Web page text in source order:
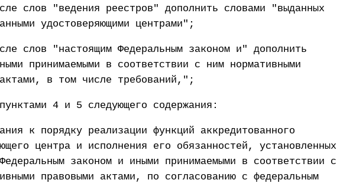
слов "ведения реестров" дополнить словами "выданных
удостоверяющими центрами";
слов "настоящим Федеральным законом и" дополнить
принимаемыми в соответствии с ним нормативными
в том числе требований,";
4 и 5 следующего содержания:
к порядку реализации функций аккредитованного
центра и исполнения его обязанностей, установленных
законом и иными принимаемыми в соответствии с
правовыми актами, по согласованию с федеральным